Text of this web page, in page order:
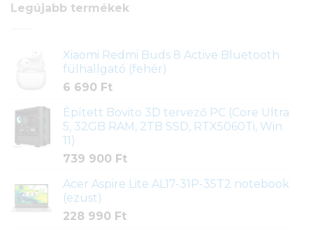
Legújabb termékek
Xiaomi Redmi Buds 8 Active Bluetooth
fülhallgató (fehér)
6 690 Ft
Épített Bovito 3D tervező PC (Core Ultra
5, 32GB RAM, 2TB SSD, RTX5060Ti, Win
11)
739 900 Ft
Acer Aspire Lite AL17-31P-35T2 notebook
(ezüst)
228 990 Ft